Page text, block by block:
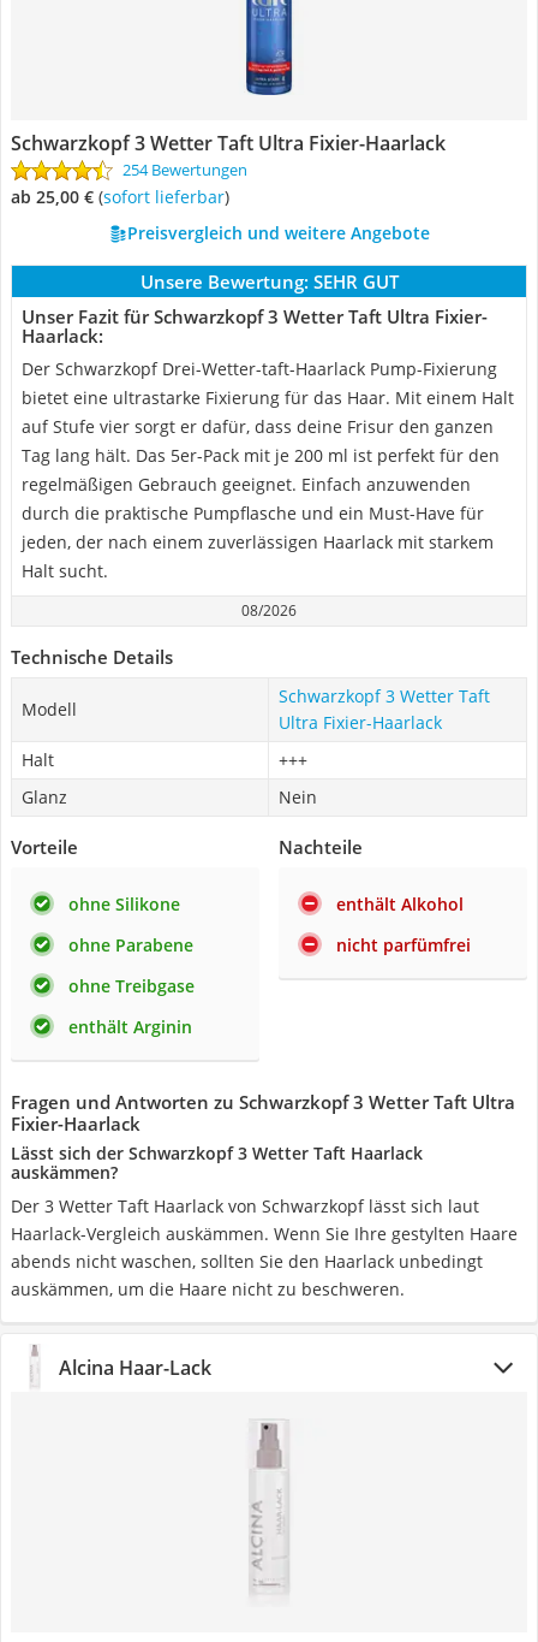
Schwarzkopf 3 Wetter Taft Ultra Fixier-Haarlack
254 Bewertungen
ab 25,00 € ( Sofort lieferbar)
Preisvergleich und weitere Angebote
Unsere Bewertung: SEHR GUT
Unser Fazit für Schwarzkopf 3 Wetter Taft Ultra Fixier-
Haarlack:
Der Schwarzkopf Drei-Wetter-taft-Haarlack Pump-Fixierung
bietet eine ultrastarke Fixierung für das Haar. Mit einem Halt
auf Stufe vier sorgt er dafür, dass deine Frisur den ganzen
Tag lang hält. Das 5er-Pack mit je 200 ml ist perfekt für den
regelmäßigen Gebrauch geeignet. Einfach anzuwenden
durch die praktische Pumpflasche und ein Must-Have für
jeden, der nach einem zuverlässigen Haarlack mit starkem
Halt sucht.
08/2026
Technische Details
Modell
Schwarzkopf 3 Wetter Taft
Ultra Fixier-Haarlack
Halt
+++
Glanz
Nein
Vorteile
ohne Silikone
ohne Parabene
ohne Treibgase
enthält Arginin
Nachteile
enthält Alkohol
nicht parfümfrei
Fragen und Antworten zu Schwarzkopf 3 Wetter Taft Ultra
Fixier-Haarlack
Lässt sich der Schwarzkopf 3 Wetter Taft Haarlack
auskämmen?
Der 3 Wetter Taft Haarlack von Schwarzkopf lässt sich laut
Haarlack-Vergleich auskämmen. Wenn Sie Ihre gestylten Haare
abends nicht waschen, sollten Sie den Haarlack unbedingt
auskämmen, um die Haare nicht zu beschweren.
Alcina Haar-Lack